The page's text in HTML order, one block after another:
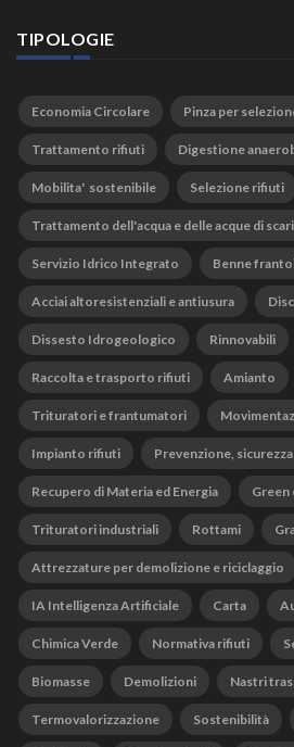
TIPOLOGIE
Economia Circolare Pinza per
Trattamento rifiuti Digestione
Mobilita' sostenibile Selezione rifiuti
Trattamento dell'acqua e delle acque di
Servizio Idrico Integrato Benne
Acciai altoresistenziali e antiusura
Dissesto Idrogeologico Rinnovabili
Raccolta e trasporto rifiuti Amianto
Trituratori e frantumatori
Impianto rifiuti Prevenzione,
Recupero di Materia ed Energia Green
Trituratori industriali Rottami
Attrezzature per demolizione e riciclaggio
IA Intelligenza Artificiale Carta
Chimica Verde Normativa rifiuti
Biomasse Demolizioni Nastri
Termovalorizzazione Sostenibilità